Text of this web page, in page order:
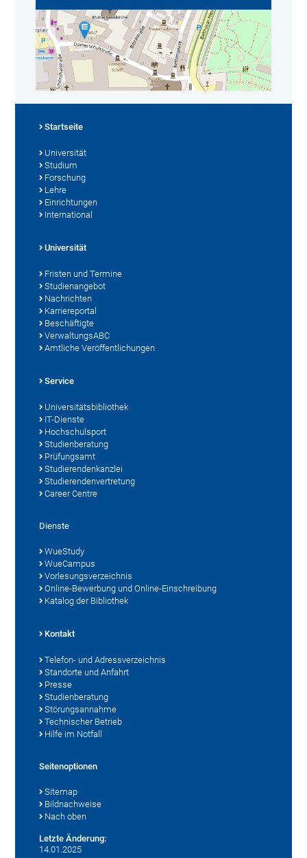
Startseite
Universität
Studium
Forschung
Lehre
Einrichtungen
International
Universität
Fristen und Termine
Studienangebot
Nachrichten
Karriereportal
Beschäftigte
VerwaltungsABC
Amtliche Veröffentlichungen
Service
Universitätsbibliothek
IT-Dienste
Hochschulsport
Studienberatung
Prüfungsamt
Studierendenkanzlei
Studierendenvertretung
Career Centre
Dienste
WueStudy
WueCampus
Vorlesungsverzeichnis
Online-Bewerbung und Online-Einschreibung
Katalog der Bibliothek
Kontakt
Telefon- und Adressverzeichnis
Standorte und Anfahrt
Presse
Studienberatung
Störungsannahme
Technischer Betrieb
Hilfe im Notfall
Seitenoptionen
Sitemap
Bildnachweise
Nach oben
Letzte Änderung:
14.01.2025